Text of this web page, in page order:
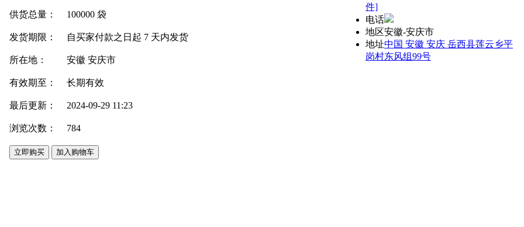
供货总量： 100000 袋
发货期限： 自买家付款之日起 7 天内发货
所在地： 安徽 安庆市
有效期至： 长期有效
最后更新： 2024-09-29 11:23
浏览次数： 784
件]
电话
地区安徽-安庆市
地址中国 安徽 安庆 岳西县莲云乡平
岗村东风组99号